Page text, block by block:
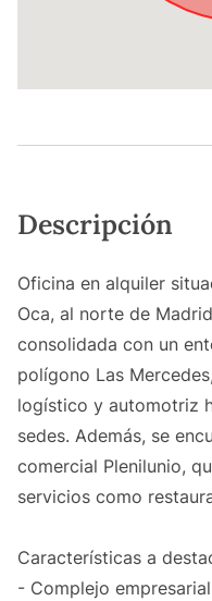
Descripción
Oficina en alquiler
Oca, al norte de
consolidada con un
polígono Las
logístico y automotriz
sedes. Además, se
comercial Plenilunio,
servicios como
Características a
- Complejo